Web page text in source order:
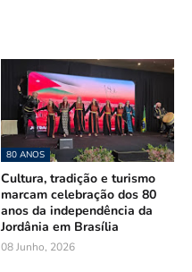
80 ANOS
Cultura, tradição e turismo
marcam celebração dos 80
anos da independência da
Jordânia em Brasília
08 Junho, 2026